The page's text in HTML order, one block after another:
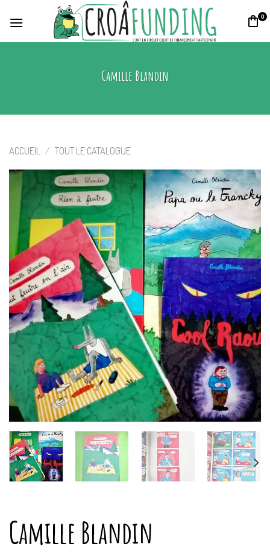
0
Camille Blandin
ACCUEIL / TOUT LE CATALOGUE
Camille Blandin